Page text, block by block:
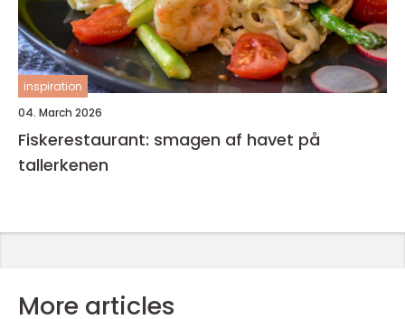
inspiration
04. March 2026
Fiskerestaurant: smagen af havet på
tallerkenen
More articles